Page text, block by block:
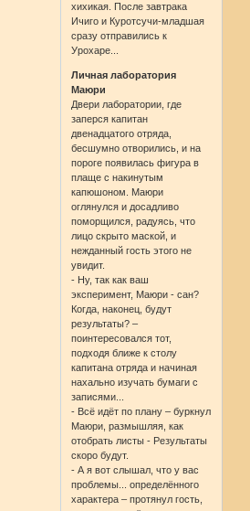
хихикая. После завтрака
Ичиго и Куротсучи-младшая
сразу отправились к
Урохаре...
Личная лаборатория
Маюри
Двери лаборатории, где
заперся капитан
двенадцатого отряда,
бесшумно отворились, и на
пороге появилась фигура в
плаще с накинутым
капюшоном. Маюри
оглянулся и досадливо
поморщился, радуясь, что
лицо скрыто маской, и
нежданный гость этого не
увидит.
- Ну, так как ваш
эксперимент, Маюри - сан?
Когда, наконец, будут
результаты? –
поинтересовался тот,
подходя ближе к столу
капитана отряда и начиная
нахально изучать бумаги с
записями...
- Всё идёт по плану – буркнул
Маюри, размышляя, как
отобрать листы - Результаты
скоро будут.
- А я вот слышал, что у вас
проблемы... определённого
характера – протянул гость,